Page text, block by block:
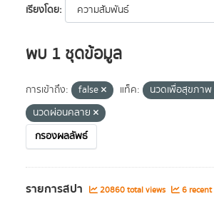
เรียงโดย
พบ 1 ชุดข้อมูล
การเข้าถึง: false แท็ค:
นวดเพื่อสุขภาพ
นวดผ่อนคลาย
กรองผลลัพธ์
รายการสปา 20860 total views 6 recent